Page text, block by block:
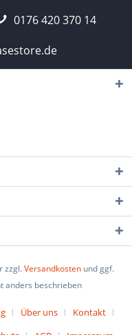
0176 420 370 14
zzgl.Versandkosten und ggf.
anders beschrieben
Über uns
Kontakt